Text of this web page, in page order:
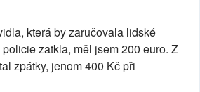
která by zaručovala lidské
zatkla, měl jsem 200 euro. Z
zpátky, jenom 400 Kč při